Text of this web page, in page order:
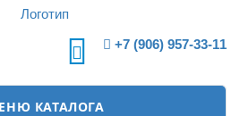
+7 (906) 957-33-11
КАТАЛОГА